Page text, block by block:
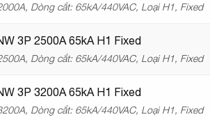
Dòng cắt: 65kA/440VAC, Loại H1, Fixed
3P 2500A 65kA H1 Fixed
Dòng cắt: 65kA/440VAC, Loại H1, Fixed
3P 3200A 65kA H1 Fixed
Dòng cắt: 65kA/440VAC, Loại H1, Fixed